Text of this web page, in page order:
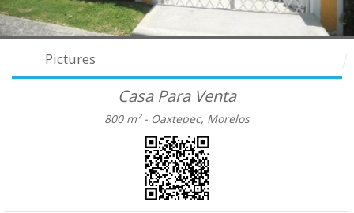
Pictures
Casa Para Venta
800 m² - Oaxtepec, Morelos